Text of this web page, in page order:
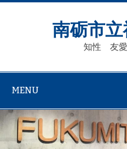
Skip
南砺市
知性 友
MENU